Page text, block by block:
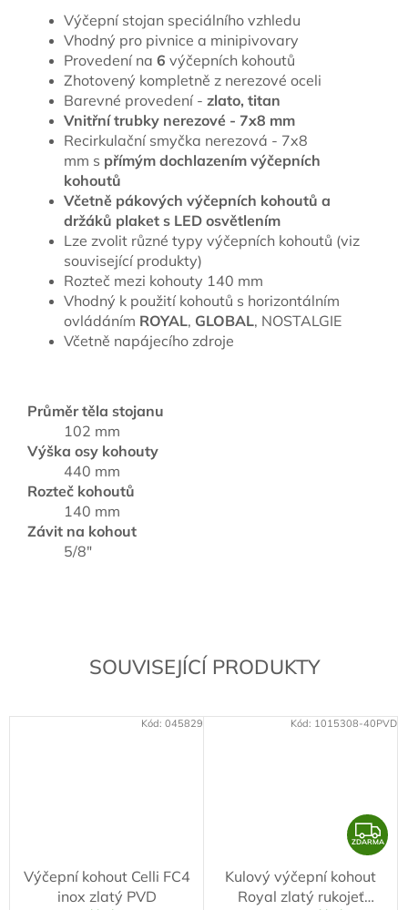
SOUVISEJÍCÍ PRODUKTY
Výčepní kohout Celli FC4
inox zlatý PVD
Kód: 045829
Z
D
ZDARMA
Kulový výčepní kohout
Royal zlatý rukojeť
Kód: 1015308-40PVD
Výčepní stojan speciálního vzhledu
Vhodný pro pivnice a minipivovary
Provedení na 6 výčepních kohoutů
Zhotovený kompletně z nerezové oceli
Barevné provedení - zlato, titan
Vnitřní trubky nerezové - 7x8 mm
Recirkulační smyčka nerezová - 7x8
mm s přímým dochlazením výčepních
kohoutů
Včetně pákových výčepních kohoutů a
držáků plaket s LED osvětlením
Lze zvolit různé typy výčepních kohoutů (viz
související produkty)
Rozteč mezi kohouty 140 mm
Vhodný k použití kohoutů s horizontálním
ovládáním ROYAL, GLOBAL, NOSTALGIE
Včetně napájecího zdroje
Průměr těla stojanu
102 mm
Výška osy kohouty
440 mm
Rozteč kohoutů
140 mm
Závit na kohout
5/8"